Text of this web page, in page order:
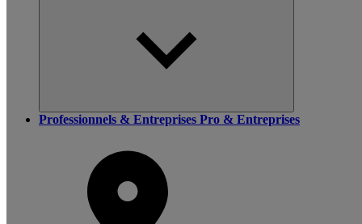
Professionnels & Entreprises Pro & Entreprises